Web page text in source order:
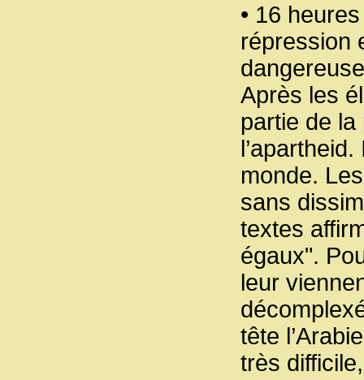
• 16
répression
Après les
partie de
monde.
sans
textes
égaux".
leur
tête
très